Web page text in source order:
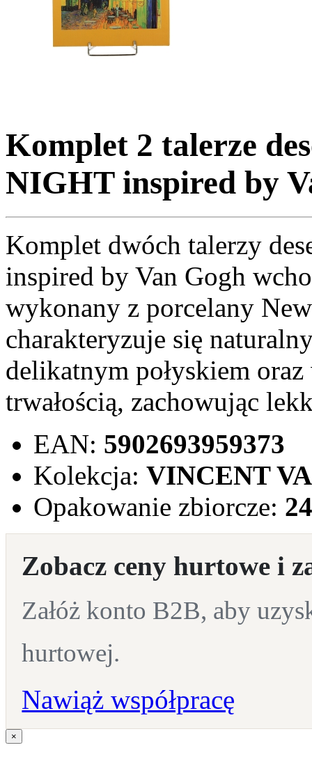
Komplet 2 talerze
NIGHT inspired by
Komplet dwóch talerzy
inspired by Van Gogh
wykonany z porcelany
charakteryzuje się
delikatnym połyskiem
trwałością, zachowując
EAN: 5902693959373
Kolekcja: VINCENT
Opakowanie zbiorcze: 24
Zobacz ceny hurtowe i
Załóż konto B2B, aby
hurtowej.
Nawiąż współpracę
×